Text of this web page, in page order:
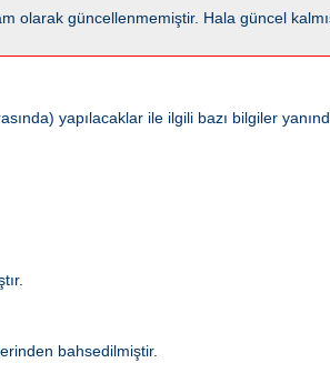
olarak güncellenmemiştir. Hala güncel
yapılacaklar ile ilgili bazı bilgiler
bahsedilmiştir.